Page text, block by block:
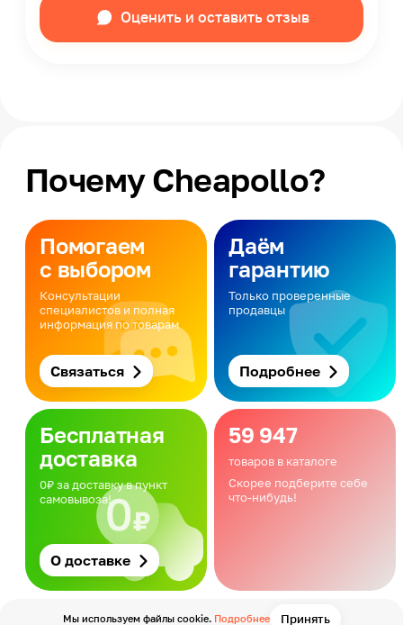
Оценить и оставить отзыв
Почему Cheapollo?
Помогаем
с выбором
Консультации
специалистов и полная
информация по товарам
Связаться
Даём
гарантию
Только проверенные
продавцы
Подробнее
Бесплатная
доставка
0₽ за доставку в пункт
самовывоза!
О доставке
59 947
товаров в каталоге
Скорее подберите себе
что-нибудь!
Мы используем файлы cookie. Подробнее Принять